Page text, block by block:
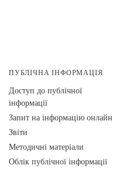
ПУБЛІЧНА ІНФОРМАЦІЯ
Доступ до публічної
інформації
Запит на інформацію онлайн
Звіти
Методичні матеріали
Облік публічної інформації